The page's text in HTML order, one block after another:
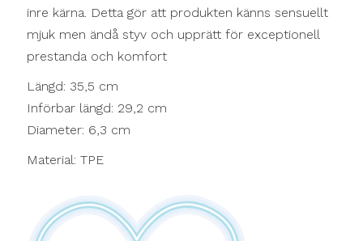
inre kärna. Detta gör att produkten känns sensuellt
mjuk men ändå styv och upprätt för exceptionell
prestanda och komfort
Längd: 35,5 cm
Införbar längd: 29,2 cm
Diameter: 6,3 cm
Material: TPE